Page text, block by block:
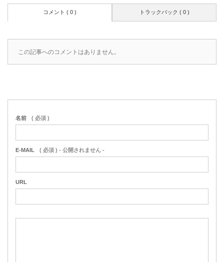
コメント ( 0 ) トラックバック ( 0 )
この記事へのコメントはありません。
名前 ( 必須 )
E-MAIL ( 必須 ) - 公開されません -
URL